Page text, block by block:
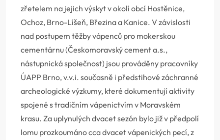
zřetelem na jejich výskyt v okolí obcí Hostěnice,
Ochoz, Brno-Líšeň, Březina a Kanice. V závislosti
nad postupem těžby vápenců pro mokerskou
cementárnu (Českomoravský cement a.s.,
nástupnická společnost) jsou prováděny pracovníky
ÚAPP Brno, v.v.i. současně i předstihové záchranné
archeologické výzkumy, které dokumentují aktivity
spojené s tradičním vápenictvím v Moravském
krasu. Za uplynulých dvacet sezón bylo již v předpolí
lomu prozkoumáno cca dvacet vápenických pecí, z